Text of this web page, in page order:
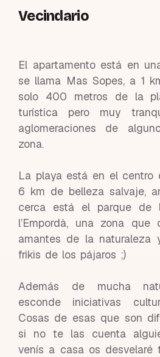
Vecindario
El apartamento está en
se llama Mas Sopes, a 1
solo 400 metros de la
turística pero muy
aglomeraciones de
zona.
La playa está en el centro
6 km de belleza salvaje,
cerca está el parque de
l’Empordà, una zona
amantes de la naturaleza
frikis de los pájaros ;)
Además de mucha
esconde iniciativas
Cosas de esas que son
si no te las cuenta
venís a casa os desvelaré